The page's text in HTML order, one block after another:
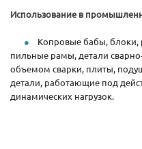
Использование в
Копровые бабы, блоки,
пильные рамы, детали
объемом сварки, плиты,
детали, работающие под
динамических нагрузок.